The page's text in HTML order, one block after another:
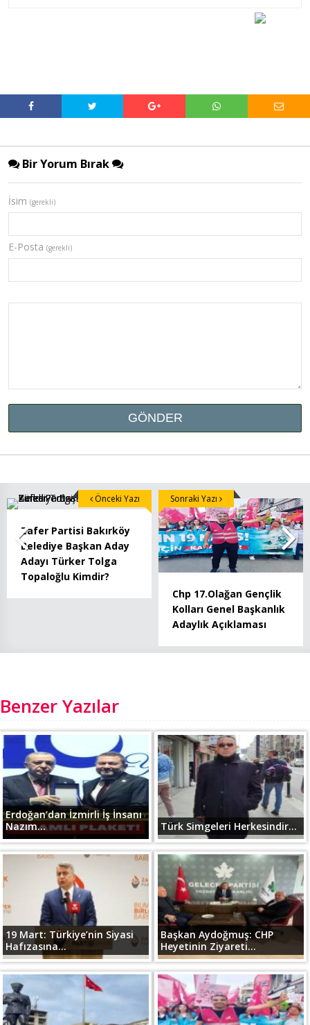
Bir Yorum Bırak
İsim (gerekli)
E-Posta (gerekli)
Zafer Partisi Bakırköy
Belediye Başkan Aday
Adayı Türker Tolga
Topaloğlu Kimdir?
Önceki Yazı
Chp 17.Olağan Gençlik
Kolları Genel Başkanlık
Adaylık Açıklaması
Sonraki Yazı
Benzer Yazılar
Erdoğan’dan İzmirli İş İnsanı
Nazım...
Türk Simgeleri Herkesindir...
19 Mart: Türkiye’nin Siyasi
Hafızasına...
Başkan Aydoğmuş: CHP
Heyetinin Ziyareti...